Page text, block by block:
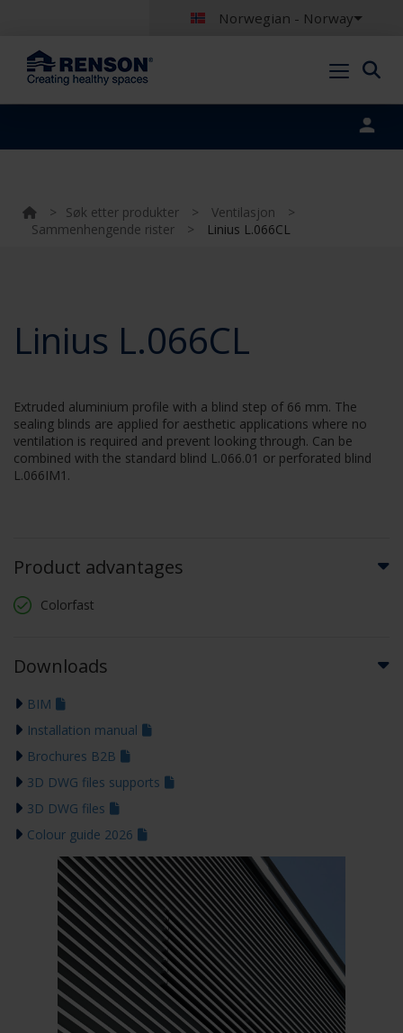
Norwegian - Norway
> Søk etter produkter > Ventilasjon
>
Sammenhengende rister
> Linius L.066CL
Linius L.066CL
Extruded aluminium profile with a blind step of 66 mm. The
sealing blinds are applied for aesthetic applications where no
ventilation is required and prevent looking through. Can be
combined with the standard blind L.066.01 or perforated blind
L.066IM1.
Product advantages
Colorfast
Downloads
BIM
Installation manual
Brochures B2B
3D DWG files supports
3D DWG files
Colour guide 2026